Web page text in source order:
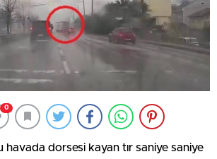
0
havada dorsesi kayan tır saniye saniye